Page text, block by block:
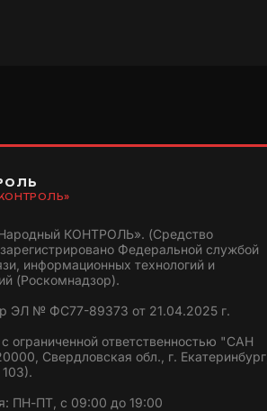
КОНТРОЛЬ». (Средство
Федеральной службой
информационных технологий и
(Роскомнадзор).
ЭЛ № ФС77-89373 от 21.04.2025 г.
ограниченной ответственностью "САН
Свердловская обл., г. Екатеринбург,
ПН-ПТ, с 09:00 до 19:00